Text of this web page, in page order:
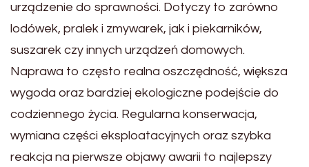
urządzenie do sprawności. Dotyczy to zarówno
lodówek, pralek i zmywarek, jak i piekarników,
suszarek czy innych urządzeń domowych.
Naprawa to często realna oszczędność, większa
wygoda oraz bardziej ekologiczne podejście do
codziennego życia. Regularna konserwacja,
wymiana części eksploatacyjnych oraz szybka
reakcja na pierwsze objawy awarii to najlepszy